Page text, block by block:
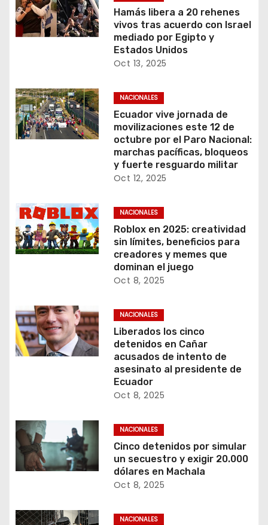
Hamás libera a 20 rehenes
vivos tras acuerdo con Israel
mediado por Egipto y
Estados Unidos
Oct 13, 2025
NACIONALES
Ecuador vive jornada de
movilizaciones este 12 de
octubre por el Paro Nacional:
marchas pacíficas, bloqueos
y fuerte resguardo militar
Oct 12, 2025
NACIONALES
Roblox en 2025: creatividad
sin límites, beneficios para
creadores y memes que
dominan el juego
Oct 8, 2025
NACIONALES
Liberados los cinco
detenidos en Cañar
acusados de intento de
asesinato al presidente de
Ecuador
Oct 8, 2025
NACIONALES
Cinco detenidos por simular
un secuestro y exigir 20.000
dólares en Machala
Oct 8, 2025
NACIONALES